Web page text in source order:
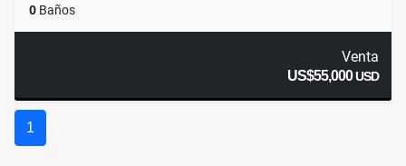
0 Baños
Venta
US$55,000USD
1